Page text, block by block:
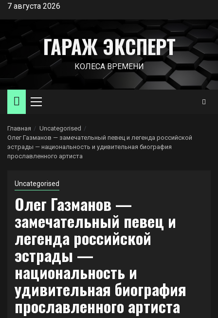
Перейти
содержимому
7 августа 2026
ГАРАЖ ЭКСПЕРТ
КОЛЕСА ВРЕМЕНИ
Основное
Главная
Uncategorised
Олег Газманов — замечательный певец и легенда российской
эстрады — национальность и удивительная биография
прославленного артиста
Uncategorised
Олег Газманов —
замечательный певец и
легенда российской
эстрады —
национальность и
удивительная биография
прославленного артиста